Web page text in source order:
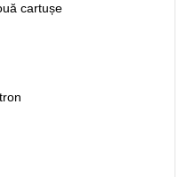
cartușe